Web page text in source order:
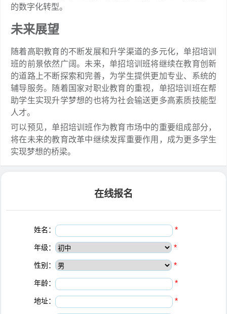
的数字化转型。
未来展望
随着高职教育的不断发展和升学渠道的多元化，单招培训
班的前景依然广阔。未来，单招培训班将继续在教育创新
的道路上不断探索和完善，为学生提供更加专业、系统的
辅导服务。随着国家对职业教育的重视，单招培训班在帮
助学生实现升学梦想的也将为社会输送更多高素质技能型
人才。
可以预见，单招培训班作为教育市场中的重要组成部分，
将在未来的教育改革中继续发挥重要作用，成为更多学生
实现梦想的桥梁。
在线报名
姓名： *
年级： *
性别： *
年龄： *
地址： *